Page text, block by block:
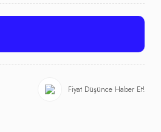
Fiyat Düşünce Haber Et!